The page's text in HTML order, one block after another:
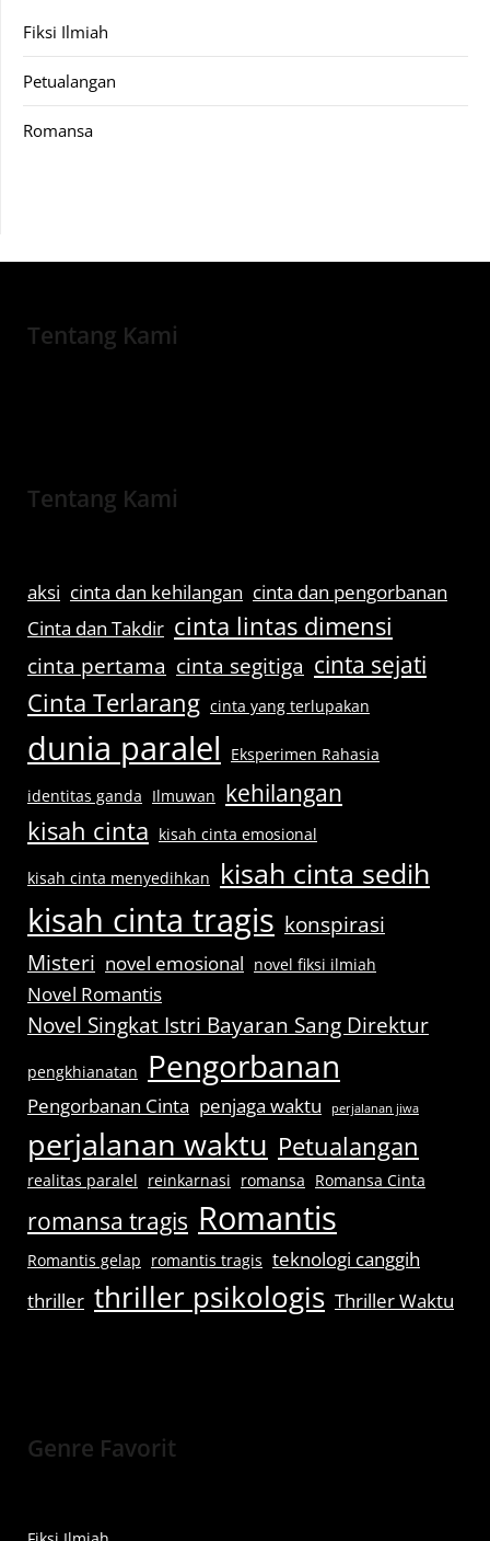
Fiksi Ilmiah
Petualangan
Romansa
Tentang Kami
Tentang Kami
aksi cinta dan kehilangan cinta dan pengorbanan
Cinta dan Takdir cinta lintas dimensi
cinta pertama cinta segitiga cinta sejati
Cinta Terlarang cinta yang terlupakan
dunia paralel
Eksperimen Rahasia
identitas ganda Ilmuwan kehilangan
kisah cinta kisah cinta emosional
kisah cinta menyedihkan kisah cinta sedih
kisah cinta tragis konspirasi
Misteri novel emosional novel fiksi ilmiah
Novel Romantis
Novel Singkat Istri Bayaran Sang Direktur
pengkhianatan Pengorbanan
Pengorbanan Cinta penjaga waktu perjalanan jiwa
perjalanan waktu Petualangan
realitas paralel reinkarnasi romansa Romansa Cinta
romansa tragis Romantis
Romantis gelap romantis tragis teknologi canggih
thriller thriller psikologis Thriller Waktu
Genre Favorit